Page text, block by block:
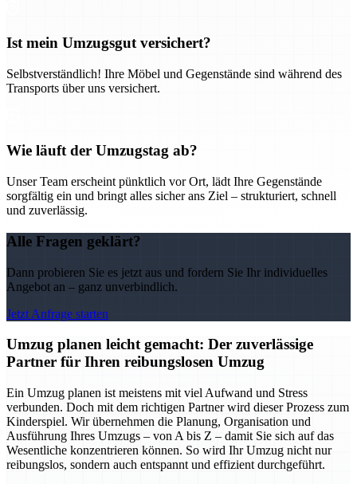
Ist mein Umzugsgut versichert?
Selbstverständlich! Ihre Möbel und Gegenstände sind während des
Transports über uns versichert.
Wie läuft der Umzugstag ab?
Unser Team erscheint pünktlich vor Ort, lädt Ihre Gegenstände
sorgfältig ein und bringt alles sicher ans Ziel – strukturiert, schnell
und zuverlässig.
Alle Fragen geklärt?
Dann probieren Sie es jetzt aus und fordern Sie Ihr individuelles
Angebot an – ganz unverbindlich.
Jetzt Anfrage starten
Umzug planen leicht gemacht: Der zuverlässige
Partner für Ihren reibungslosen Umzug
Ein Umzug planen ist meistens mit viel Aufwand und Stress
verbunden. Doch mit dem richtigen Partner wird dieser Prozess zum
Kinderspiel. Wir übernehmen die Planung, Organisation und
Ausführung Ihres Umzugs – von A bis Z – damit Sie sich auf das
Wesentliche konzentrieren können. So wird Ihr Umzug nicht nur
reibungslos, sondern auch entspannt und effizient durchgeführt.